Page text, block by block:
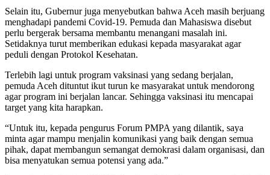
Selain itu, Gubernur juga menyebutkan bahwa Aceh masih berjuang
menghadapi pandemi Covid-19. Pemuda dan Mahasiswa disebut
perlu bergerak bersama membantu menangani masalah ini.
Setidaknya turut memberikan edukasi kepada masyarakat agar
peduli dengan Protokol Kesehatan.
Terlebih lagi untuk program vaksinasi yang sedang berjalan,
pemuda Aceh dituntut ikut turun ke masyarakat untuk mendorong
agar program ini berjalan lancar. Sehingga vaksinasi itu mencapai
target yang kita harapkan.
“Untuk itu, kepada pengurus Forum PMPA yang dilantik, saya
minta agar mampu menjalin komunikasi yang baik dengan semua
pihak, dapat membangun semangat demokrasi dalam organisasi, dan
bisa menyatukan semua potensi yang ada.”